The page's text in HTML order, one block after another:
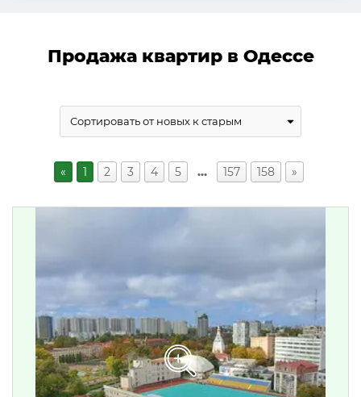
Продажа квартир в Одессе
« 1 2 3 4 5 … 157 158 »